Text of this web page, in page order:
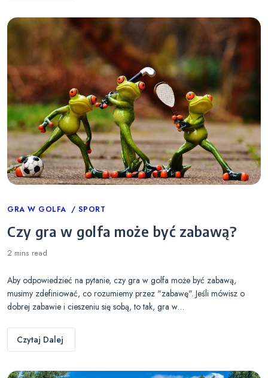
Categories
GRA W GOLFA SPORT
Czy gra w golfa może być zabawą?
2 mins read
Aby odpowiedzieć na pytanie, czy gra w golfa może być zabawą,
musimy zdefiniować, co rozumiemy przez "zabawę". Jeśli mówisz o
dobrej zabawie i cieszeniu się sobą, to tak, gra w…
Czytaj Dalej